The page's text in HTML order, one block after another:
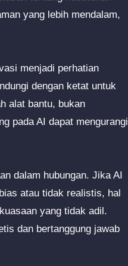
yang lebih mendalam,
menjadi perhatian
dengan ketat untuk
alat bantu, bukan
pada AI dapat mengurangi
dalam hubungan. Jika AI
atau tidak realistis, hal
yang tidak adil.
dan bertanggung jawab